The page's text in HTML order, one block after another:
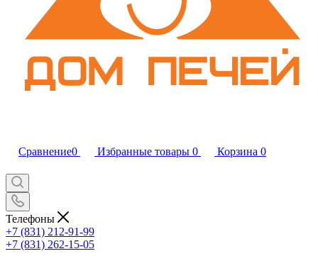
Сравнение0 Избранные товары 0 Корзина 0
Телефоны
+7 (831) 212-91-99
+7 (831) 262-15-05